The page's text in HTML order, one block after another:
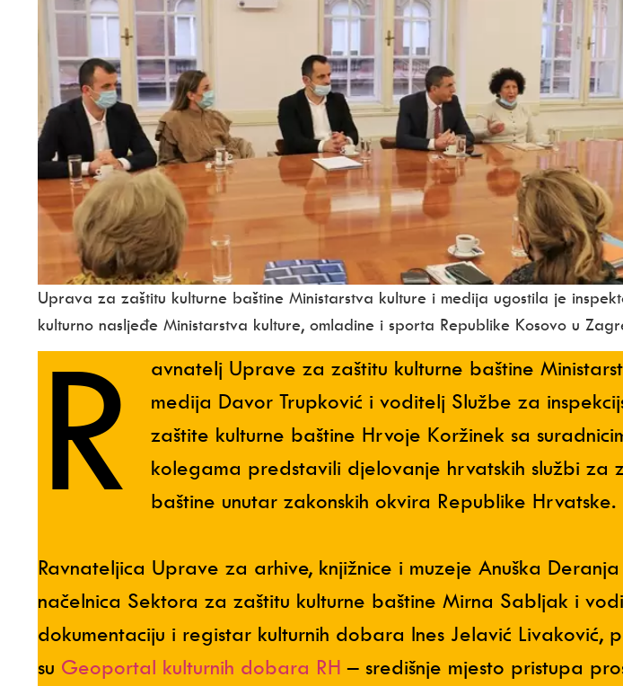
Uprava za zaštitu kulturne baštine Ministarstva kulture i medija ugostila je
kulturno nasljeđe Ministarstva kulture, omladine i sporta Republike Kosovo u
R
avnatelj Uprave za zaštitu kulturne baštine
medija Davor Trupković i voditelj Službe za
zaštite kulturne baštine Hrvoje Koržinek sa
kolegama predstavili djelovanje hrvatskih službi za
baštine unutar zakonskih okvira Republike Hrvatske.
Ravnateljica Uprave za arhive, knjižnice i muzeje Anuška
načelnica Sektora za zaštitu kulturne baštine Mirna Sabljak i
dokumentaciju i registar kulturnih dobara Ines Jelavić Livaković,
su Geoportal kulturnih dobara RH – središnje mjesto pristupa